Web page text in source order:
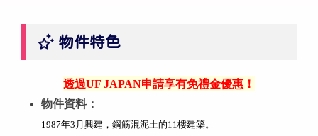
物件特色
透過UF JAPAN申請享有免禮金優惠！
物件資料：
1987年3月興建，鋼筋混泥土的11樓建築。